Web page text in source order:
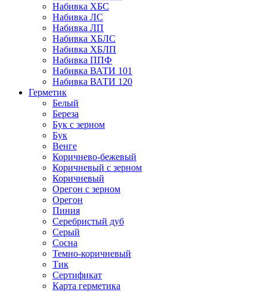
Набивка ХБС
Набивка ЛС
Набивка ЛП
Набивка ХБЛС
Набивка ХБЛП
Набивка ППФ
Набивка ВАТИ 101
Набивка ВАТИ 120
Герметик
Белый
Береза
Бук с зерном
Бук
Венге
Коричнево-бежевый
Коричневый с зерном
Коричневый
Орегон с зерном
Орегон
Пиния
Серебристый дуб
Серый
Сосна
Темно-коричневый
Тик
Сертификат
Карта герметика